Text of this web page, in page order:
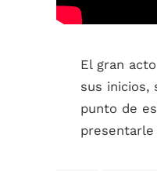
El gran
sus inicios,
punto de
presentarle